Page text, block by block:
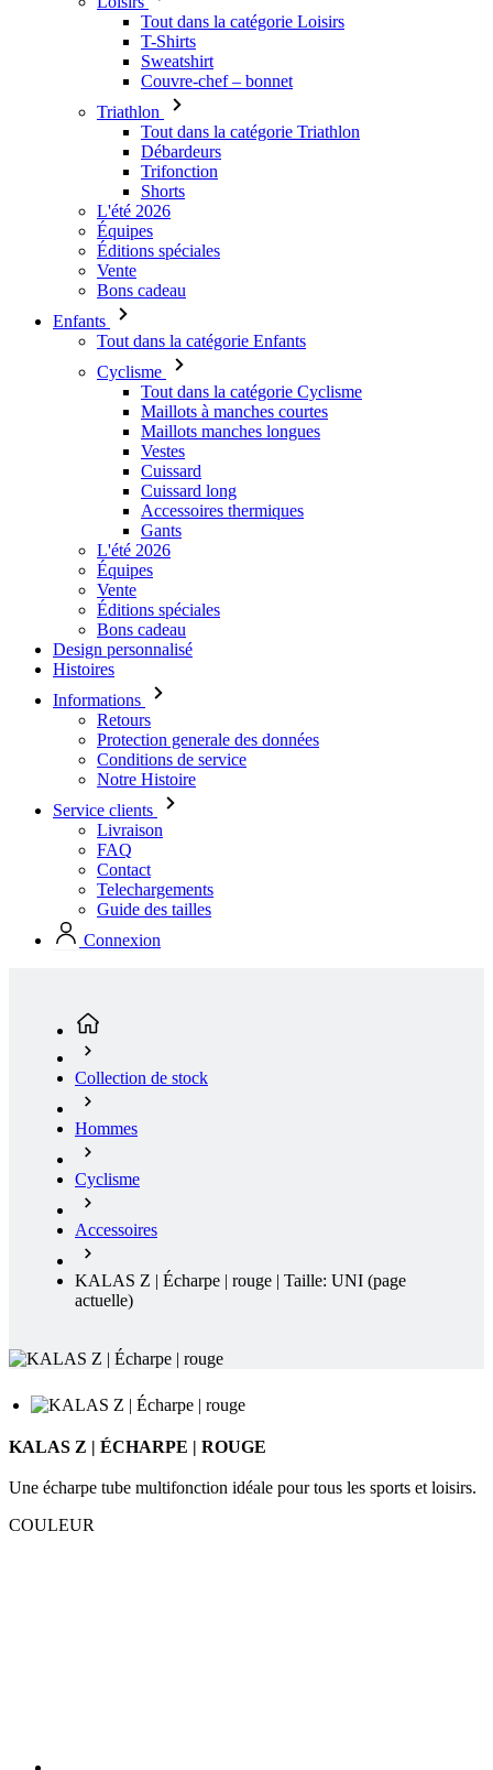
Tout dans la catégorie Loisirs
T-Shirts
Sweatshirt
Couvre-chef – bonnet
Triathlon
Tout dans la catégorie Triathlon
Débardeurs
Trifonction
Shorts
L'été 2026
Équipes
Éditions spéciales
Vente
Bons cadeau
Enfants
Tout dans la catégorie Enfants
Cyclisme
Tout dans la catégorie Cyclisme
Maillots à manches courtes
Maillots manches longues
Vestes
Cuissard
Cuissard long
Accessoires thermiques
Gants
L'été 2026
Équipes
Vente
Éditions spéciales
Bons cadeau
Design personnalisé
Histoires
Informations
Retours
Protection generale des données
Conditions de service
Notre Histoire
Service clients
Livraison
FAQ
Contact
Telechargements
Guide des tailles
Connexion
Collection de stock
Hommes
Cyclisme
Accessoires
KALAS Z | Écharpe | rouge | Taille: UNI (page
actuelle)
KALAS Z | ÉCHARPE | ROUGE
Une écharpe tube multifonction idéale pour tous les sports et loisirs.
COULEUR